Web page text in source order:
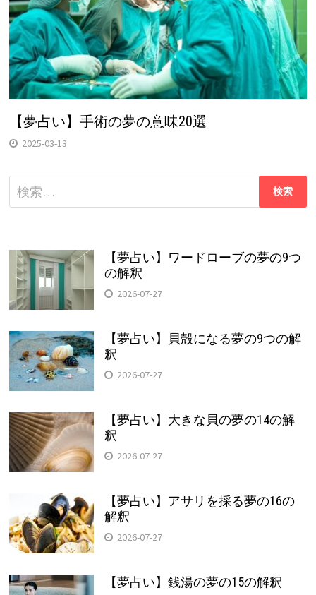
【夢占い】手術の夢の意味20選
2025-03-13
検
索:
【夢占い】ワードローブの夢の9つ
の解釈
2026-07-27
【夢占い】貝殻になる夢の9つの解
釈
2026-07-27
【夢占い】大きな貝の夢の14の解
釈
2026-07-27
【夢占い】アサリを採る夢の16の
解釈
2026-07-27
【夢占い】銭湯の夢の15の解釈